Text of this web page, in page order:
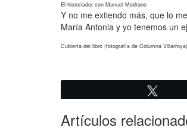
El historiador con Manuel Medrano
Y no me extiendo más, que lo
María Antonia y yo tenemos un
Cubierta del libro (fotografía de Columna Villarroya)
Artículos